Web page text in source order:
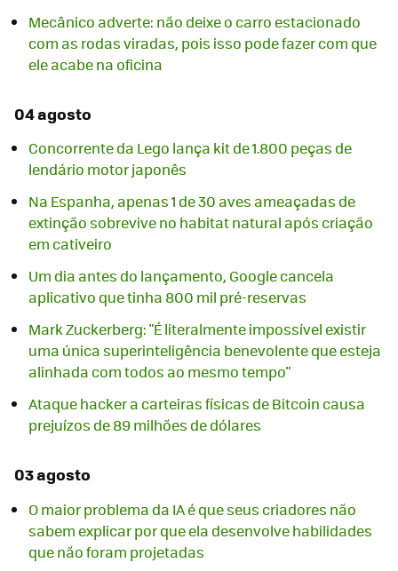
Mecânico adverte: não deixe o carro estacionado
com as rodas viradas, pois isso pode fazer com que
ele acabe na oficina
04 agosto
Concorrente da Lego lança kit de 1.800 peças de
lendário motor japonês
Na Espanha, apenas 1 de 30 aves ameaçadas de
extinção sobrevive no habitat natural após criação
em cativeiro
Um dia antes do lançamento, Google cancela
aplicativo que tinha 800 mil pré-reservas
Mark Zuckerberg: "É literalmente impossível existir
uma única superinteligência benevolente que esteja
alinhada com todos ao mesmo tempo"
Ataque hacker a carteiras físicas de Bitcoin causa
prejuízos de 89 milhões de dólares
03 agosto
O maior problema da IA é que seus criadores não
sabem explicar por que ela desenvolve habilidades
que não foram projetadas